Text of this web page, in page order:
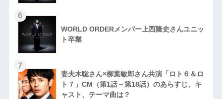
6
WORLD ORDERメンバー上西隆史さんユニッ
ト卒業
7
妻夫木聡さん×柳葉敏郎さん共演「ロト６＆ロ
ト７」CM（第1話～第18話）のあらすじ、キ
ャスト、テーマ曲は？